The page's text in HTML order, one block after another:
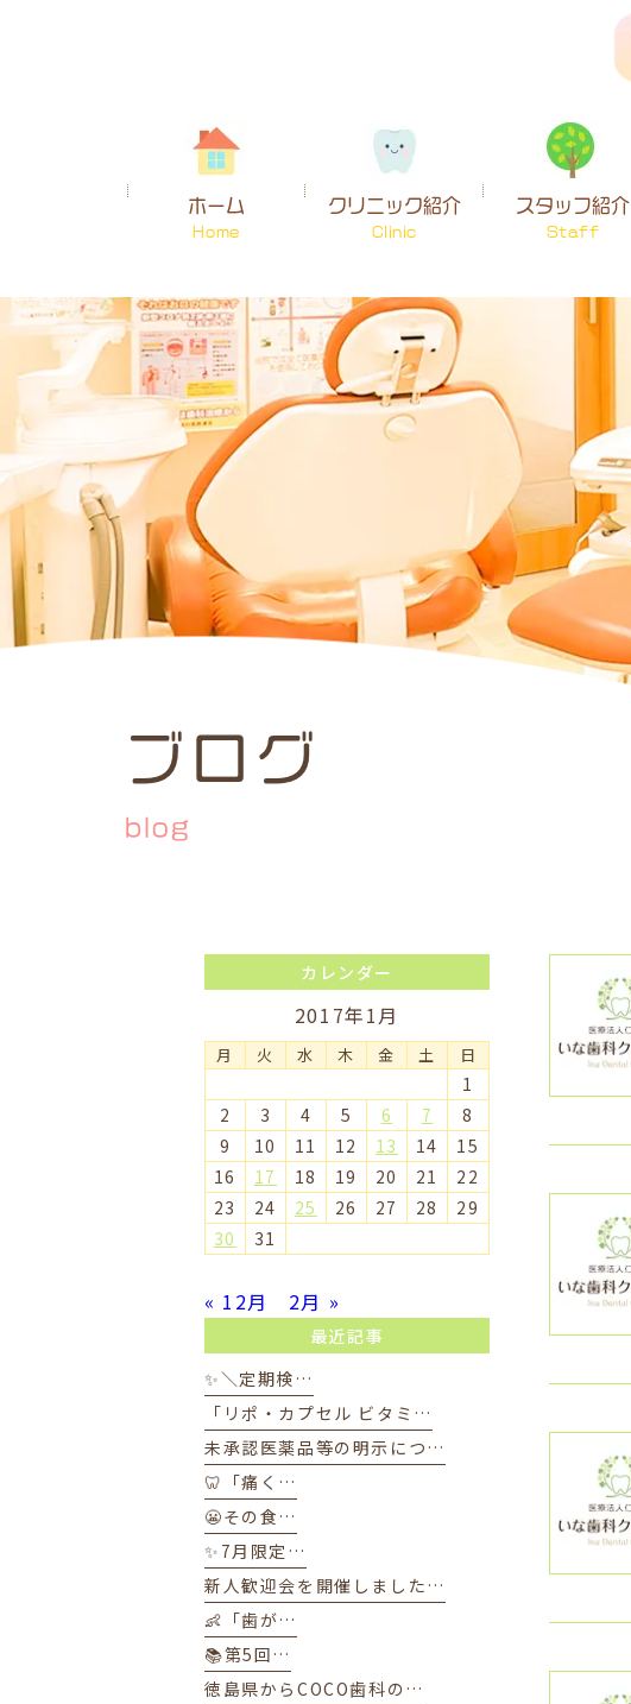
ホーム
Home
クリニック紹介
Clinic
スタッフ紹介
Staff
ブログ
blog
カレンダー
2017年1月
月 火 水 木 金 土 日
1
2
3 4 5 6 7
8
9
10 11 12 13 14
15
16
17 18 19 20 21
22
23
24 25 26 27 28
29
30
31
« 12月 2月 »
最近記事
✨＼定期検…
「リポ・カプセル ビタミ…
未承認医薬品等の明示につ…
🦷「痛く…
😬その食…
✨7月限定…
新人歓迎会を開催しました…
👶「歯が…
📚第5回…
徳島県からCOCO歯科の…